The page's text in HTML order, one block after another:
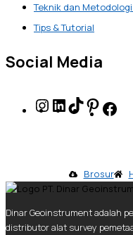
Teknik dan
Tips & Tutorial
Social Media
Brosur
Dinar Geoinstrument adalah
distributor alat survey